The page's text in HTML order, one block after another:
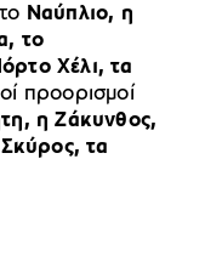
Ναύπλιο, η
το
Χέλι, τα
προορισμοί
η Ζάκυνθος,
τα